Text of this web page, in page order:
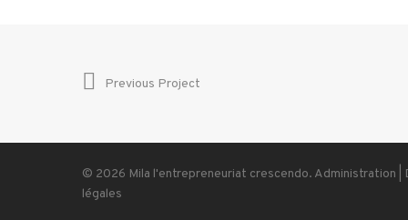
Previous Project
© 2026 Mila l'entrepreneuriat crescendo. Administration
légales